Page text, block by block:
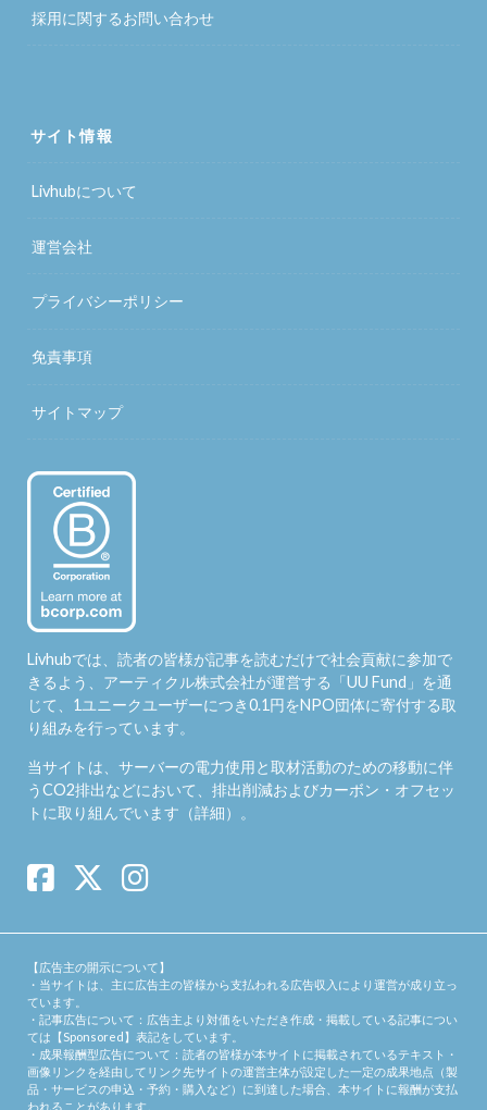
採用に関するお問い合わせ
サイト情報
Livhubについて
運営会社
プライバシーポリシー
免責事項
サイトマップ
Livhubでは、読者の皆様が記事を読むだけで社会貢献に参加で
きるよう、アーティクル株式会社が運営する「UU Fund 」を通
じて、1ユニークユーザーにつき0.1円をNPO団体に寄付する取
り組みを行っています。
当サイトは、サーバーの電力使用と取材活動のための移動に伴
うCO2排出などにおいて、排出削減およびカーボン・オフセッ
トに取り組んでいます（詳細）。
【広告主の開示について】
・当サイトは、主に広告主の皆様から支払われる広告収入により運営が成り立っ
ています。
・記事広告について：広告主より対価をいただき作成・掲載している記事につい
ては【Sponsored】表記をしています。
・成果報酬型広告について：読者の皆様が本サイトに掲載されているテキスト・
画像リンクを経由してリンク先サイトの運営主体が設定した一定の成果地点（製
品・サービスの申込・予約・購入など）に到達した場合、本サイトに報酬が支払
われることがあります。